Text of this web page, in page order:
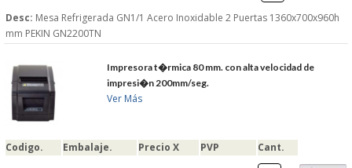
Desc: Mesa Refrigerada GN1/1 Acero Inoxidable 2 Puertas 1360x700x960h
mm PEKIN GN2200TN
Impresora t�rmica 80 mm. con alta velocidad de
impresi�n 200mm/seg.
Ver Más
Codigo. Embalaje. Precio X PVP Cant.